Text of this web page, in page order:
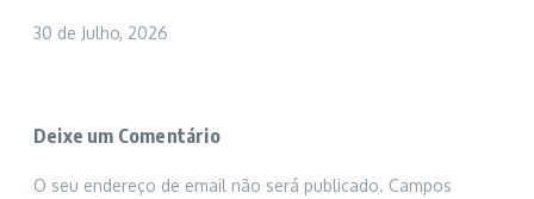
30 de Julho, 2026
Deixe um Comentário
O seu endereço de email não será publicado. Campos